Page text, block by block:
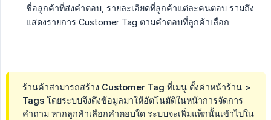
ชื่อลูกค้าที่ส่งคำตอบ, รายละเอียดที่ลูกค้าแต่ละคนตอบ รวมถึง
แสดงรายการ Customer Tag ตามคำตอบที่ลูกค้าเลือก
ร้านค้าสามารถสร้าง Customer Tag ที่เมนู ตั้งค่าหน้าร้าน >
Tags โดยระบบจึงดึงข้อมูลมาให้อัตโนมัติในหน้าการจัดการ
คำถาม หากลูกค้าเลือกคำตอบใด ระบบจะเพิ่มแท็กนั้นเข้าไปใน